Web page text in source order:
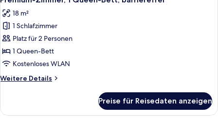
Fotos
für
Premium-
Zimmer,
1
Queen-
barrierefrei
18 m²
1 Schlafzimmer
Platz für 2 Personen
1 Queen-Bett
Kostenloses WLAN
Weitere Details
Weitere
Zimmer,
Preise für Reisedaten anzeigen